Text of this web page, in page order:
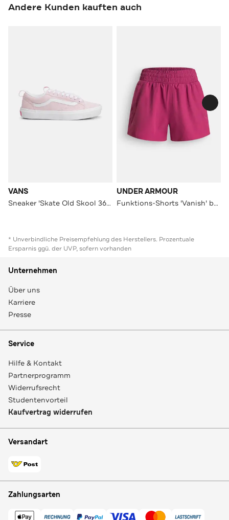
Andere Kunden kauften auch
VANS
Sneaker 'Skate Old Skool 36 +' hellrosa
UNDER ARMOUR
Funktions-Shorts 'Vanish' beere
* Unverbindliche Preisempfehlung des Herstellers. Prozentuale
Ersparnis ggü. der UVP, sofern vorhanden
Unternehmen
Über uns
Karriere
Presse
Service
Hilfe & Kontakt
Partnerprogramm
Widerrufsrecht
Studentenvorteil
Kaufvertrag widerrufen
Versandart
Zahlungsarten